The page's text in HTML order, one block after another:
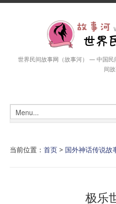
世界民间故事网（故事河） — 中国
间
当前位置： 首页 > 国外神话传说故
极乐